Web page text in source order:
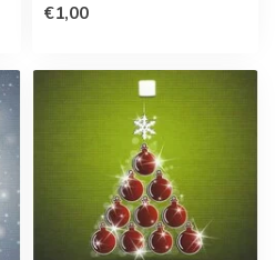
€1,00